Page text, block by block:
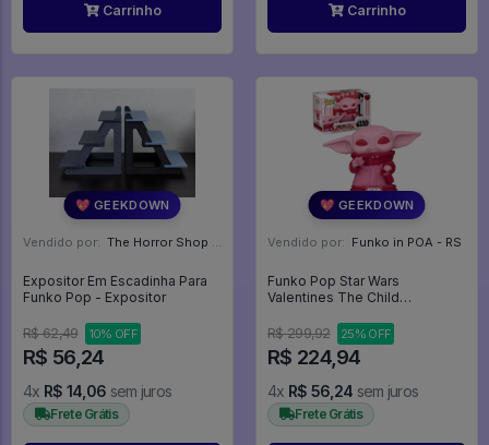
Carrinho Carrinho
💖 GEEKDOWN
Vendido por: The Horror Shop - Colecionáveis - MG
Expositor Em Escadinha Para
Funko Pop - Expositor
R$ 62,49 10% OFF
R$ 56,24
4x R$ 14,06 sem juros
Frete Grátis
💖 GEEKDOWN
Vendido por: Funko in POA - RS
Funko Pop Star Wars
Valentines The Child
Mandalorian - Mandaloriano -
Star Wars #493
R$ 299,92 25% OFF
R$ 224,94
4x R$ 56,24 sem juros
Frete Grátis